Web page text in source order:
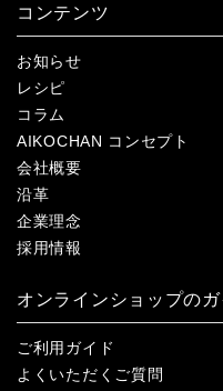
コンテンツ
お知らせ
レシピ
コラム
AIKOCHAN コンセプト
会社概要
沿革
企業理念
採用情報
オンラインショップの
ご利用ガイド
よくいただくご質問